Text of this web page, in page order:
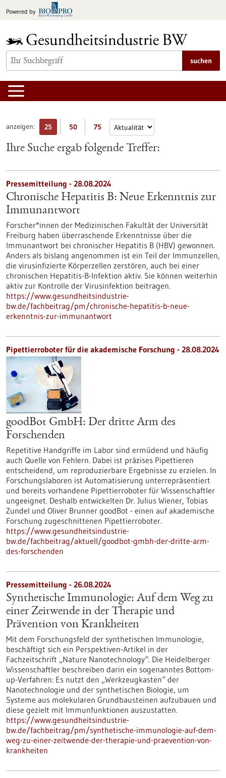
Inhalt
Powered by
suchen
anzeigen: 25 50 75
Ihre Suche ergab folgende Treffer:
Pressemitteilung - 28.08.2024
Chronische Hepatitis B: Neue Erkenntnis zur
Immunantwort
Forscher*innen der Medizinischen Fakultät der Universität
Freiburg haben überraschende Erkenntnisse über die
Immunantwort bei chronischer Hepatitis B (HBV) gewonnen.
Anders als bislang angenommen ist ein Teil der Immunzellen,
die virusinfizierte Körperzellen zerstören, auch bei einer
chronischen Hepatitis-B-Infektion aktiv. Sie können weiterhin
aktiv zur Kontrolle der Virusinfektion beitragen.
https://www.gesundheitsindustrie-
bw.de/fachbeitrag/pm/chronische-hepatitis-b-neue-
erkenntnis-zur-immunantwort
Pipettierroboter für die akademische Forschung - 28.08.2024
goodBot GmbH: Der dritte Arm des
Forschenden
Repetitive Handgriffe im Labor sind ermüdend und häufig
auch Quelle von Fehlern. Dabei ist präzises Pipettieren
entscheidend, um reproduzierbare Ergebnisse zu erzielen. In
Forschungslaboren ist Automatisierung unterrepräsentiert
und bereits vorhandene Pipettierroboter für Wissenschaftler
ungeeignet. Deshalb entwickelten Dr. Julius Wiener, Tobias
Zundel und Oliver Brunner goodBot - einen auf akademische
Forschung zugeschnittenen Pipettierroboter.
https://www.gesundheitsindustrie-
bw.de/fachbeitrag/aktuell/goodbot-gmbh-der-dritte-arm-
des-forschenden
Pressemitteilung - 26.08.2024
Synthetische Immunologie: Auf dem Weg zu
einer Zeitwende in der Therapie und
Prävention von Krankheiten
Mit dem Forschungsfeld der synthetischen Immunologie,
beschäftigt sich ein Perspektiven-Artikel in der
Fachzeitschrift „Nature Nanotechnology“. Die Heidelberger
Wissenschaftler beschreiben darin ein sogenanntes Bottom-
up-Verfahren: Es nutzt den „Werkzeugkasten“ der
Nanotechnologie und der synthetischen Biologie, um
Systeme aus molekularen Grundbausteinen aufzubauen und
diese gezielt mit Immunfunktionen auszustatten.
https://www.gesundheitsindustrie-
bw.de/fachbeitrag/pm/synthetische-immunologie-auf-dem-
weg-zu-einer-zeitwende-der-therapie-und-praevention-von-
krankheiten